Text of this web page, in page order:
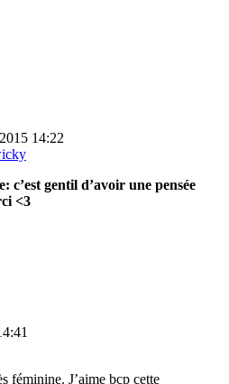
14:22
c’est gentil d’avoir une pensée
<3
féminine. J’aime bcp cette